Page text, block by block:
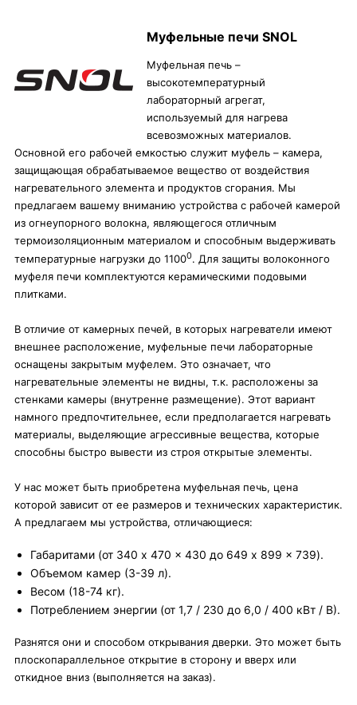
Муфельные печи SNOL
Муфельная печь –
высокотемпературный
лабораторный агрегат,
используемый для нагрева
всевозможных материалов.
Основной его рабочей емкостью служит муфель – камера,
защищающая обрабатываемое вещество от воздействия
нагревательного элемента и продуктов сгорания. Мы
предлагаем вашему вниманию устройства с рабочей камерой
из огнеупорного волокна, являющегося отличным
термоизоляционным материалом и способным выдерживать
температурные нагрузки до 11000. Для защиты волоконного
муфеля печи комплектуются керамическими подовыми
плитками.
В отличие от камерных печей, в которых нагреватели имеют
внешнее расположение, муфельные печи лабораторные
оснащены закрытым муфелем. Это означает, что
нагревательные элементы не видны, т.к. расположены за
стенками камеры (внутренне размещение). Этот вариант
намного предпочтительнее, если предполагается нагревать
материалы, выделяющие агрессивные вещества, которые
способны быстро вывести из строя открытые элементы.
У нас может быть приобретена муфельная печь, цена
которой зависит от ее размеров и технических характеристик.
А предлагаем мы устройства, отличающиеся:
Габаритами (от 340 x 470 x 430 до 649 x 899 x 739).
Объемом камер (3-39 л).
Весом (18-74 кг).
Потреблением энергии (от 1,7 / 230 до 6,0 / 400 кВт / В).
Разнятся они и способом открывания дверки. Это может быть
плоскопараллельное открытие в сторону и вверх или
откидное вниз (выполняется на заказ).